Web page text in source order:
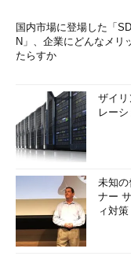
国内市場に登場した「
N」、企業にどんなメリ
たらすか
ザイリ
レー
未知
ナー
ィ対策